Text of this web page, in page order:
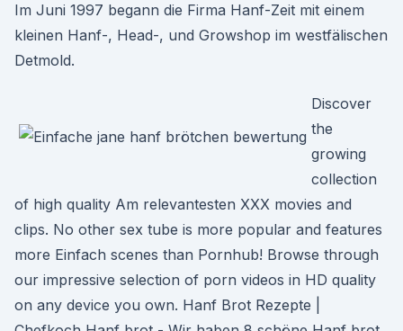
Im Juni 1997 begann die Firma Hanf-Zeit mit einem
kleinen Hanf-, Head-, und Growshop im westfälischen
Detmold.
Discover
the
growing
collection
of high quality Am relevantesten XXX movies and
clips. No other sex tube is more popular and features
more Einfach scenes than Pornhub! Browse through
our impressive selection of porn videos in HD quality
on any device you own. Hanf Brot Rezepte |